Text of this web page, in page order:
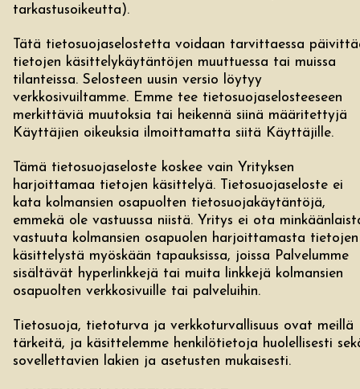
tarkastusoikeutta).
Tätä tietosuojaselostetta voidaan tarvittaessa
tietojen käsittelykäytäntöjen muuttuessa tai muissa
tilanteissa. Selosteen uusin versio löytyy
verkkosivuiltamme. Emme tee tietosuojaselosteeseen
merkittäviä muutoksia tai heikennä siinä määritettyjä
Käyttäjien oikeuksia ilmoittamatta siitä Käyttäjille.
Tämä tietosuojaseloste koskee vain Yrityksen
harjoittamaa tietojen käsittelyä. Tietosuojaseloste ei
kata kolmansien osapuolten tietosuojakäytäntöjä,
emmekä ole vastuussa niistä. Yritys ei ota
vastuuta kolmansien osapuolen harjoittamasta tietojen
käsittelystä myöskään tapauksissa, joissa Palvelumme
sisältävät hyperlinkkejä tai muita linkkejä kolmansien
osapuolten verkkosivuille tai palveluihin.
Tietosuoja, tietoturva ja verkkoturvallisuus ovat meillä
tärkeitä, ja käsittelemme henkilötietoja huolellisesti
sovellettavien lakien ja asetusten mukaisesti.